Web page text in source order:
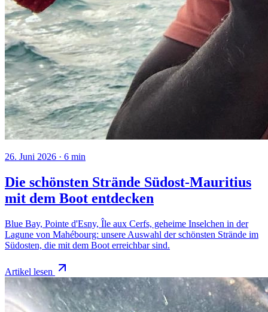
26. Juni 2026 · 6 min
Die schönsten Strände Südost-Mauritius
mit dem Boot entdecken
Blue Bay, Pointe d'Esny, Île aux Cerfs, geheime Inselchen in der
Lagune von Mahébourg: unsere Auswahl der schönsten Strände im
Südosten, die mit dem Boot erreichbar sind.
Artikel lesen